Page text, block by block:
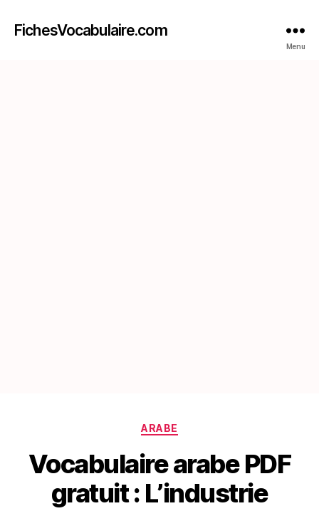
FichesVocabulaire.com
Menu
Catégories
ARABE
Vocabulaire arabe PDF
gratuit : L’industrie